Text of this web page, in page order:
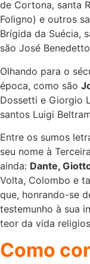
de Cortona, santa
Foligno) e outros
Brígida da Suécia,
são José
Olhando para o
época, como são
Dossetti e Giorgio
santos Luigi
Entre os sumos
seu nome à
ainda: Dante,
Volta, Colombo e
que, honrando-se
testemunho à sua
teor da vida
Como